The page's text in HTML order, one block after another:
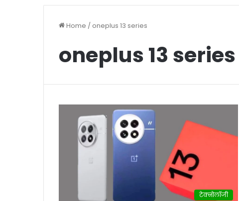
Home / oneplus 13 series
oneplus 13 series
टेक्नोलॉजी